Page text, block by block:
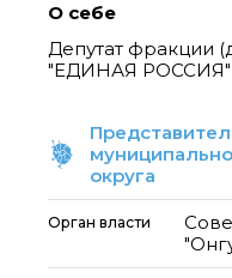
О себе
Депутат фракции
"ЕДИНАЯ РОССИЯ"
округа
Орган власти